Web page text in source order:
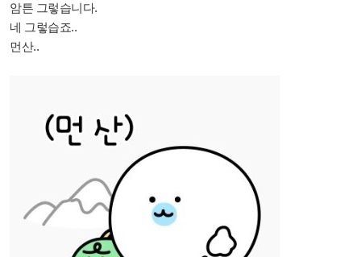
암튼 그렇습니다.
네 그렇습죠..
먼산..